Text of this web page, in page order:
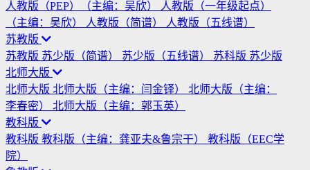
人教版（PEP）（主编：吴欣）
人教版（一年级起点）
（主编：吴欣）
人教版（简谱）
人教版（五线谱）
苏教版
苏教版 苏少版（简谱） 苏少版（五线谱） 苏科版 苏少版
北师大版
北师大版 北师大版（主编：闫金铎） 北师大版（主编：
李春密） 北师大版（主编：郭玉英）
教科版
教科版 教科版（主编：龚亚夫&鲁宗干） 教科版（EEC学
院）